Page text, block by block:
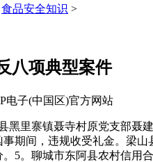
食品安全知识 >
八项典型案件
电子(中国区)官方网站
里寨镇聂寺村原党支部聂建
事期间，违规收受礼金。梁
5。聊城市东阿县农村信用